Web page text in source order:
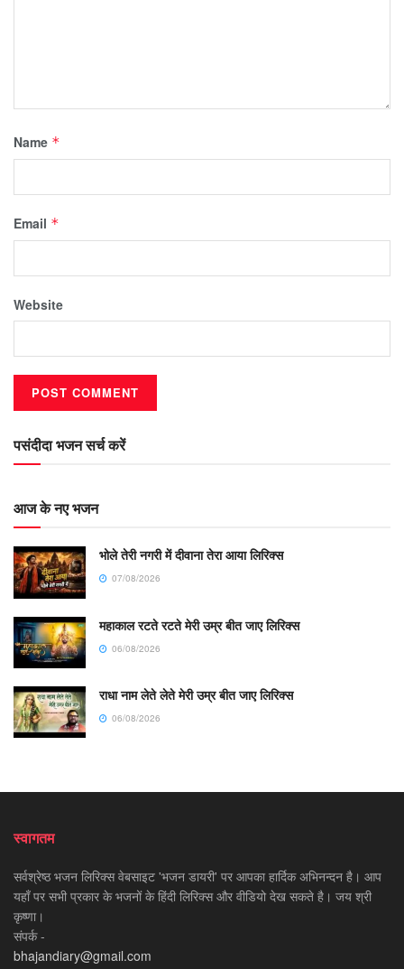
Name *
Email *
Website
पसंदीदा भजन सर्च करें
आज के नए भजन
भोले तेरी नगरी में दीवाना तेरा आया लिरिक्स
07/08/2026
महाकाल रटते रटते मेरी उम्र बीत जाए लिरिक्स
06/08/2026
राधा नाम लेते लेते मेरी उम्र बीत जाए लिरिक्स
06/08/2026
स्वागतम
सर्वश्रेष्ठ भजन लिरिक्स वेबसाइट 'भजन डायरी' पर आपका हार्दिक अभिनन्दन है। आप
यहाँ पर सभी प्रकार के भजनों के हिंदी लिरिक्स और वीडियो देख सकते है। जय श्री
कृष्णा।
संपर्क -
bhajandiary@gmail.com